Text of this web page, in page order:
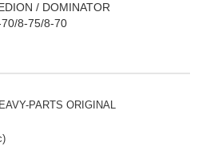
/ DOMINATOR
8-75/8-70
PARTS ORIGINAL